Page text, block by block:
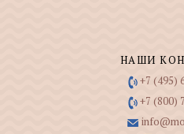
НАШИ
+7 (495)
+7 (800)